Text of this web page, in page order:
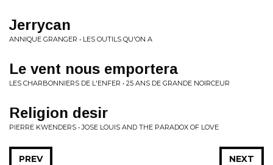
Jerrycan
ANNIQUE GRANGER • LES OUTILS QU'ON A
Le vent nous emportera
LES CHARBONNIERS DE L'ENFER • 25 ANS DE GRANDE NOIRCEUR
Religion desir
PIERRE KWENDERS • JOSE LOUIS AND THE PARADOX OF LOVE
NEXT
PREV